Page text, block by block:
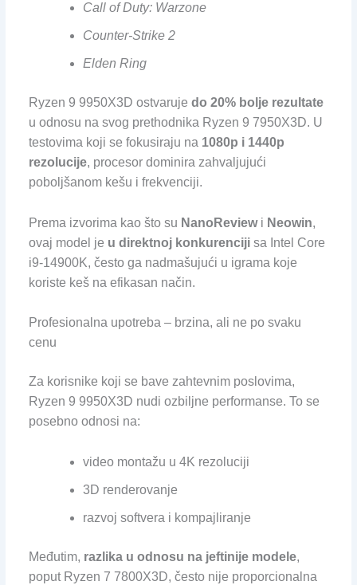
Call of Duty: Warzone
Counter-Strike 2
Elden Ring
Ryzen 9 9950X3D ostvaruje do 20% bolje rezultate
u odnosu na svog prethodnika Ryzen 9 7950X3D. U
testovima koji se fokusiraju na 1080p i 1440p
rezolucije, procesor dominira zahvaljujući
poboljšanom kešu i frekvenciji.
Prema izvorima kao što su NanoReviewi Neowin,
ovaj model je u direktnoj konkurencijisa Intel Core
i9-14900K, često ga nadmašujući u igrama koje
koriste keš na efikasan način.
Profesionalna upotreba – brzina, ali ne po svaku
cenu
Za korisnike koji se bave zahtevnim poslovima,
Ryzen 9 9950X3D nudi ozbiljne performanse. To se
posebno odnosi na:
video montažu u 4K rezoluciji
3D renderovanje
razvoj softvera i kompajliranje
Međutim, razlika u odnosu na jeftinije modele,
poput Ryzen 7 7800X3D, često nije proporcionalna